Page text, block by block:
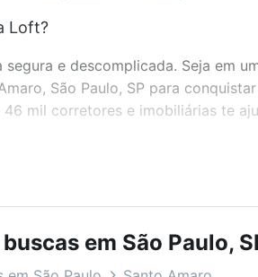
Loft?
e descomplicada. Seja em
São Paulo, SP para
mil corretores e imobiliárias te
e comodidades, como piscina,
em São Paulo,